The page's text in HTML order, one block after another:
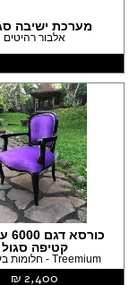
מערכת ישיבה
אלבור רהיטים
קטיפה סגול
Treemium - חלומות בעץ מלא
2,400 ‏₪